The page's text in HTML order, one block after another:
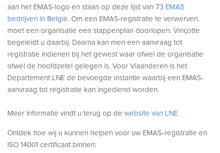
aan het EMAS-logo en staan op deze lijst van 73 EMAS
bedrijven in België. Om een EMAS-registratie te verwerven,
moet een organisatie een stappenplan doorlopen. Vinçotte
begeleidt u daarbij. Daarna kan men een aanvraag tot
registratie indienen bij het gewest waar ofwel de organisatie
ofwel de hoofdzetel gelegen is. Voor Vlaanderen is het
Departement LNE de bevoegde instantie waarbij een EMAS-
aanvraag tot registratie kan ingediend worden.
Meer informatie vindt u terug op de website van LNE
Ontdek hoe wij u kunnen helpen voor uw EMAS-registratie en
ISO 14001 certificaat binnen: